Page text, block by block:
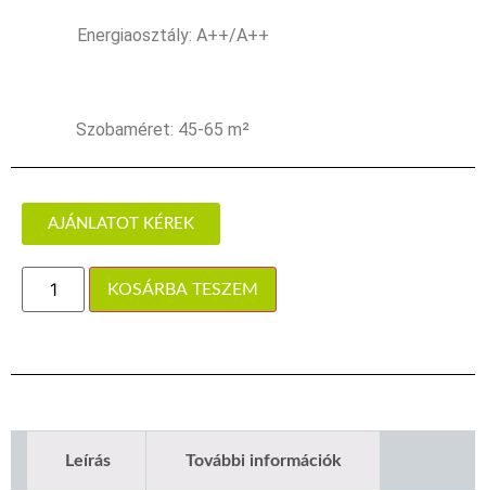
Energiaosztály: A++/A++
Szobaméret: 45-65 m²
AJÁNLATOT KÉREK
KOSÁRBA TESZEM
Leírás További információk